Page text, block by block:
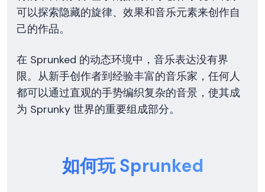
可以探索隐藏的旋律、效果和音乐元素来创作自
己的作品。
在 Sprunked 的动态环境中，音乐表达没有界
限。从新手创作者到经验丰富的音乐家，任何人
都可以通过直观的手势编织复杂的音景，使其成
为 Sprunky 世界的重要组成部分。
如何玩 Sprunked